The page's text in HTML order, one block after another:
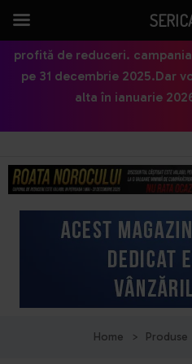
profită de reduceri.
pe 31 decembrie 2025.Dar
alta în ianuarie
Home > Produse